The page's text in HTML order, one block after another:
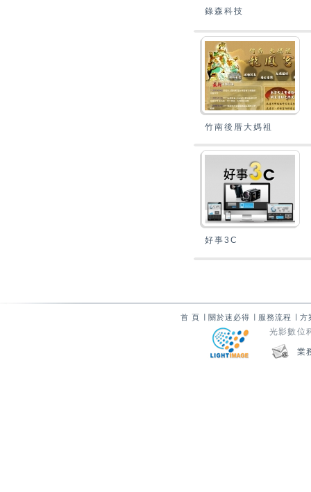
錄森科技
竹南後厝大媽祖
好事3C
首 頁 關於速必得 服務流程 方
光影數
業